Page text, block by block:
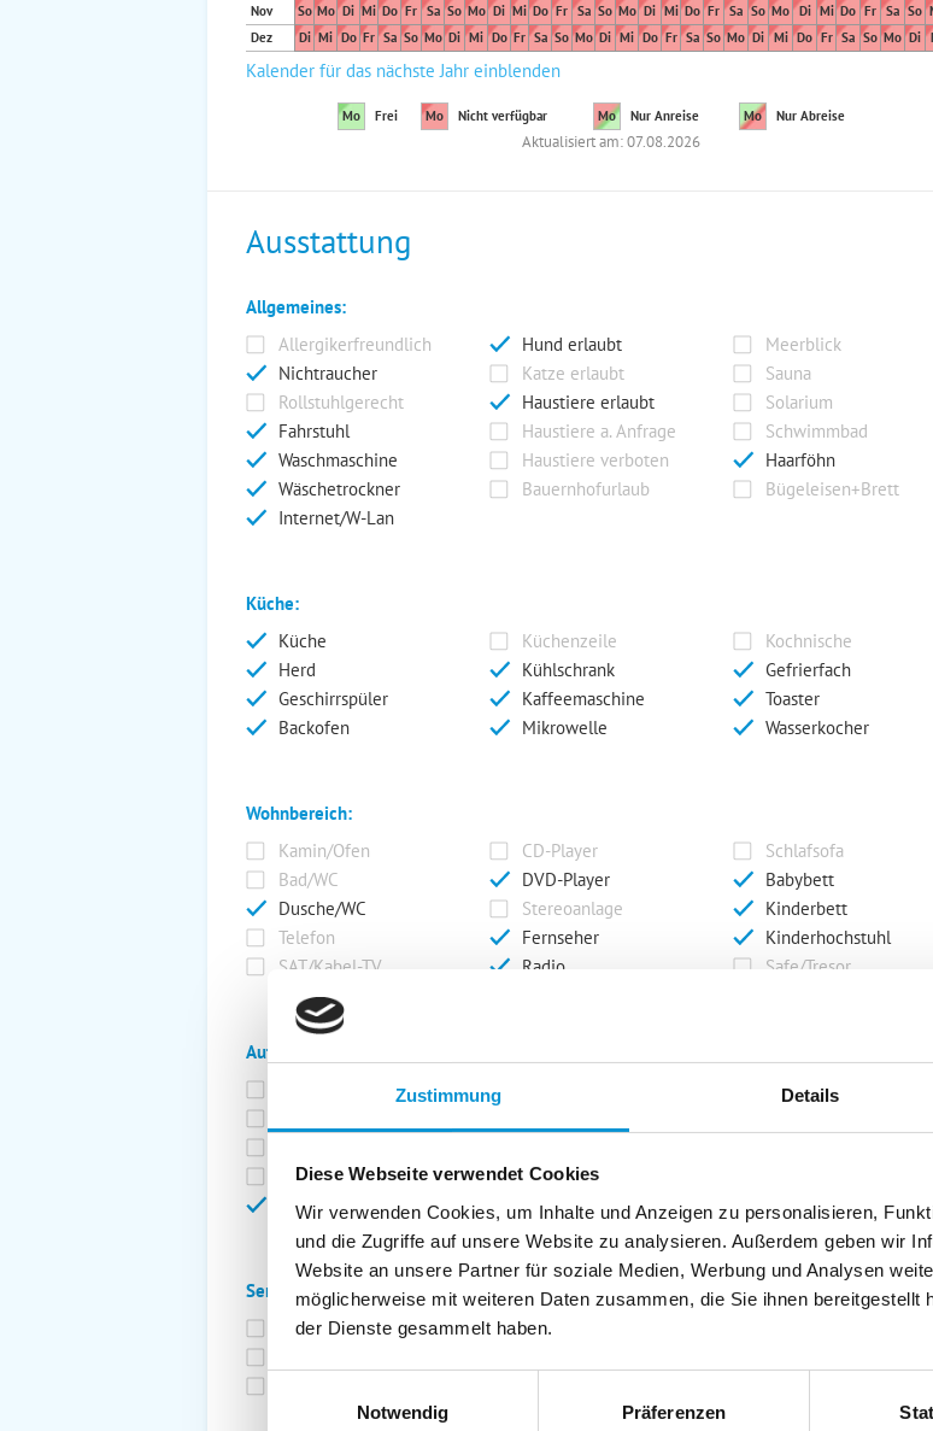
Zustimmung Details
Diese Webseite verwendet Cookies
Wir verwenden Cookies, um Inhalte und Anzeigen zu personalisieren,
und die Zugriffe auf unsere Website zu analysieren. Außerdem geben wir
Website an unsere Partner für soziale Medien, Werbung und Analysen
möglicherweise mit weiteren Daten zusammen, die Sie ihnen bereitgestellt
der Dienste gesammelt haben.
Notwendig
Präferenzen
Nov
So Mo Di Mi Do Fr Sa So Mo Di Mi Do Fr Sa So Mo Di Mi Do Fr Sa So Mo Di Mi Do Fr Sa So
Dez
Di Mi Do Fr Sa So Mo Di Mi Do Fr Sa So Mo Di Mi Do Fr Sa So Mo Di Mi Do Fr Sa So Mo Di
Kalender für das nächste Jahr einblenden
Mo Frei Mo Nicht verfügbar Mo Nur Anreise Mo Nur Abreise
Aktualisiert am: 07.08.2026
Ausstattung
Allgemeines:
Allergikerfreundlich
Hund erlaubt
Meerblick
Nichtraucher
Katze erlaubt
Sauna
Rollstuhlgerecht
Haustiere erlaubt
Solarium
Fahrstuhl
Haustiere a. Anfrage
Schwimmbad
Waschmaschine
Haustiere verboten
Haarföhn
Wäschetrockner
Bauernhofurlaub
Bügeleisen+Brett
Internet/W-Lan
Küche:
Küche
Küchenzeile
Kochnische
Herd
Kühlschrank
Gefrierfach
Geschirrspüler
Kaffeemaschine
Toaster
Backofen
Mikrowelle Wasserkocher
Wohnbereich:
Kamin/Ofen
CD-Player
Schlafsofa
Bad/WC
DVD-Player
Babybett
Dusche/WC
Stereoanlage
Kinderbett
Telefon
Fernseher
Kinderhochstuhl
SAT/Kabel-TV
Radio Safe/Tresor
Außenanlage:
Garten/Liegewiese
Grill
Terrasse
Kinderspielplatz
Balkon
Abstellraum
Service:
Bettwäsche inkl.
Geschirrtücher inkl.